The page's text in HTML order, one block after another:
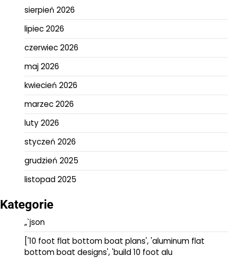
sierpień 2026
lipiec 2026
czerwiec 2026
maj 2026
kwiecień 2026
marzec 2026
luty 2026
styczeń 2026
grudzień 2025
listopad 2025
Kategorie
„`json
['10 foot flat bottom boat plans', 'aluminum flat
bottom boat designs', 'build 10 foot alu